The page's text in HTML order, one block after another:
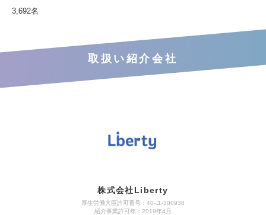
3,692名
取扱い紹介会社
株式会社Liberty
厚生労働大臣許可番号：40-ユ-300938
紹介事業許可年：2019年4月